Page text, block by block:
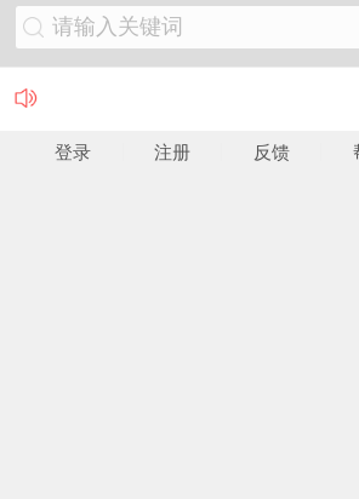
请输入关键词
登录 注册 反馈